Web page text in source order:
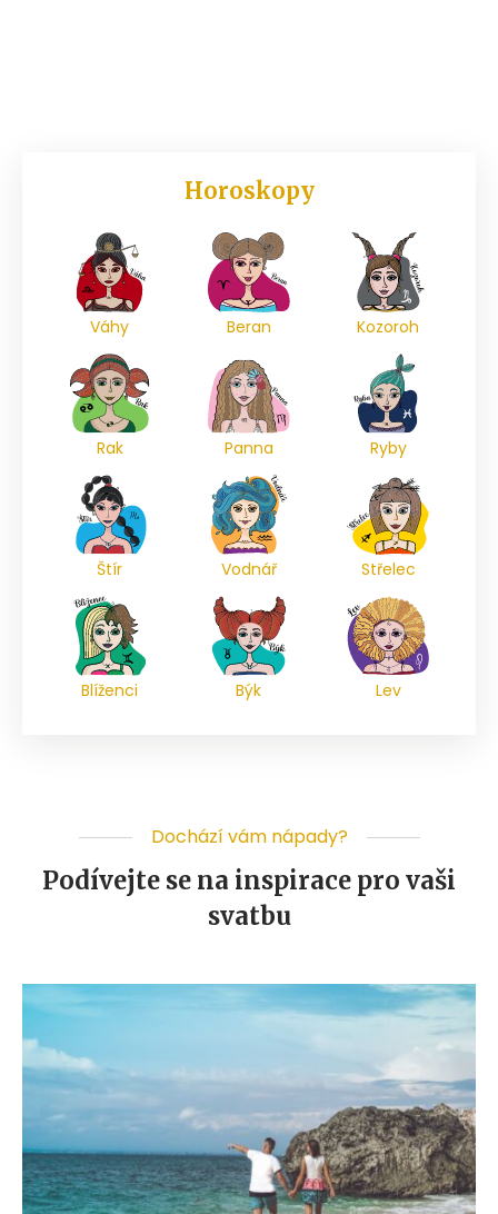
Horoskopy
Váhy Beran Kozoroh
Rak Panna Ryby
Štír Vodnář Střelec
Blíženci Býk Lev
Dochází vám nápady?
Podívejte se na inspirace pro vaši
svatbu